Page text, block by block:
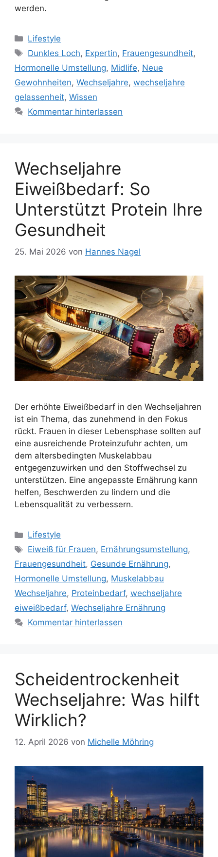
werden.
Kategorien
Lifestyle
Schlagwörter
Dunkles Loch, Expertin, Frauengesundheit,
Hormonelle Umstellung, Midlife, Neue
Gewohnheiten, Wechseljahre, wechseljahre
gelassenheit, Wissen
Kommentar hinterlassen
Wechseljahre
Eiweißbedarf: So
Unterstützt Protein Ihre
Gesundheit
25. Mai 2026 von Hannes Nagel
Der erhöhte Eiweißbedarf in den Wechseljahren
ist ein Thema, das zunehmend in den Fokus
rückt. Frauen in dieser Lebensphase sollten auf
eine ausreichende Proteinzufuhr achten, um
dem altersbedingten Muskelabbau
entgegenzuwirken und den Stoffwechsel zu
unterstützen. Eine angepasste Ernährung kann
helfen, Beschwerden zu lindern und die
Lebensqualität zu verbessern.
Kategorien
Lifestyle
Schlagwörter
Eiweiß für Frauen, Ernährungsumstellung,
Frauengesundheit, Gesunde Ernährung,
Hormonelle Umstellung, Muskelabbau
Wechseljahre, Proteinbedarf, wechseljahre
eiweißbedarf, Wechseljahre Ernährung
Kommentar hinterlassen
Scheidentrockenheit
Wechseljahre: Was hilft
Wirklich?
12. April 2026 von Michelle Möhring